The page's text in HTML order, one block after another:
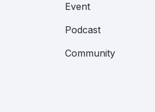
Event
Podcast
Community